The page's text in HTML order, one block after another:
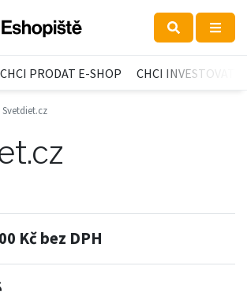
CHCI PRODAT E-SHOP CHCI INVESTOVAT
Svetdiet.cz
Kč bez DPH